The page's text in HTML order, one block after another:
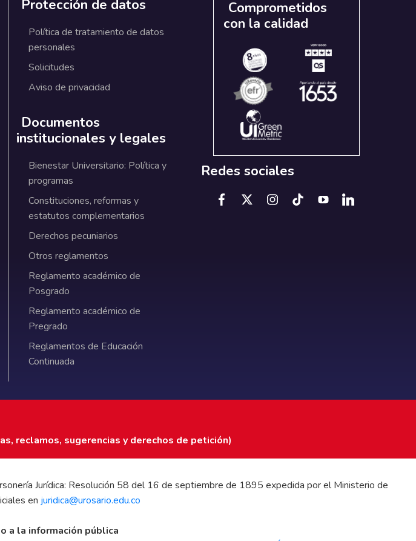
Protección de datos
Política de tratamiento de datos
personales
Solicitudes
Aviso de privacidad
Documentos
institucionales y legales
Bienestar Universitario: Política y
programas
Constituciones, reformas y
estatutos complementarios
Derechos pecuniarios
Otros reglamentos
Reglamento académico de
Posgrado
Reglamento académico de
Pregrado
Reglamentos de Educación
Continuada
Comprometidos
con la calidad
Redes sociales
reclamos, sugerencias y derechos de petición)
Jurídica: Resolución 58 del 16 de septiembre de 1895 expedida por el Ministerio de
en juridica@urosario.edu.co
a la información pública